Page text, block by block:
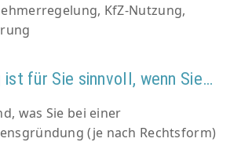
KfZ-Nutzung,
ist für Sie sinnvoll, wenn Sie…
was Sie bei einer
(je nach Rechtsform)